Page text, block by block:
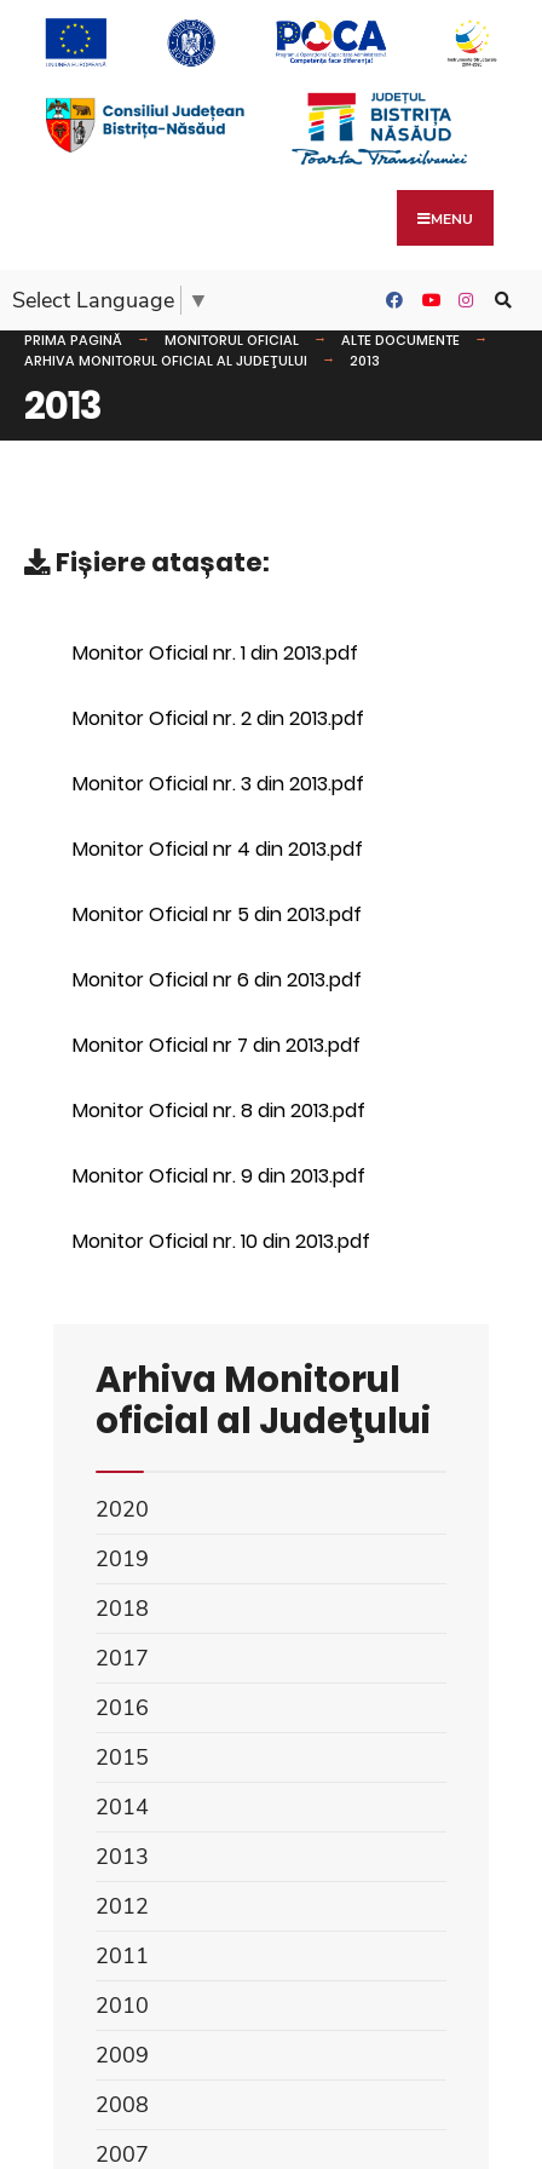
MENU
Select Language ▼
PRIMA PAGINĂ MONITORUL OFICIAL
ALTE DOCUMENTE
ARHIVA MONITORUL OFICIAL AL JUDEŢULUI
2013
2013
Fișiere atașate:
Monitor Oficial nr. 1 din 2013.pdf
Monitor Oficial nr. 2 din 2013.pdf
Monitor Oficial nr. 3 din 2013.pdf
Monitor Oficial nr 4 din 2013.pdf
Monitor Oficial nr 5 din 2013.pdf
Monitor Oficial nr 6 din 2013.pdf
Monitor Oficial nr 7 din 2013.pdf
Monitor Oficial nr. 8 din 2013.pdf
Monitor Oficial nr. 9 din 2013.pdf
Monitor Oficial nr. 10 din 2013.pdf
Arhiva Monitorul
oficial al Judeţului
2020
2019
2018
2017
2016
2015
2014
2013
2012
2011
2010
2009
2008
2007